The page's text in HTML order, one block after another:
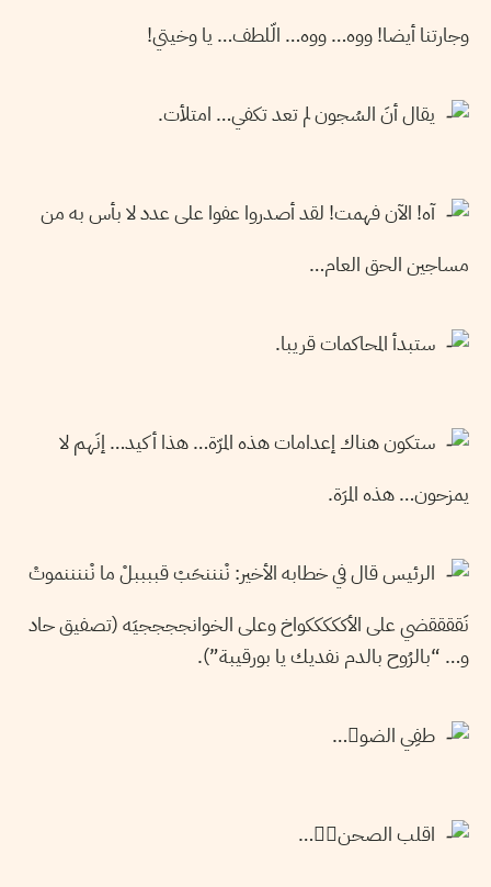
وجارتنا أيضا! ووه… ووه… الّلطف… يا وخيتي!
يقال أنَ السُجون لم تعد تكفي… امتلأت.
آه! الآن فهمت! لقد أصدروا عفوا على عدد لا بأس به من
مساجين الحق العام…
ستبدأ المحاكمات قريبا.
ستكون هناك إعدامات هذه المرّة… هذا أكيد… إنَهم لا
يمزحون… هذه المرَة.
الرئيس قال في خطابه الأخير: نْنننحَبْ قببببلْ ما نْننننموتْ
نَققققضي على الأكككككواخ وعلى الخوانججججيَه (تصفيق حاد
و… “بالرُوح بالدم نفديك يا بورقيبة”).
طفِي الضو…
اقلب الصحنْ…